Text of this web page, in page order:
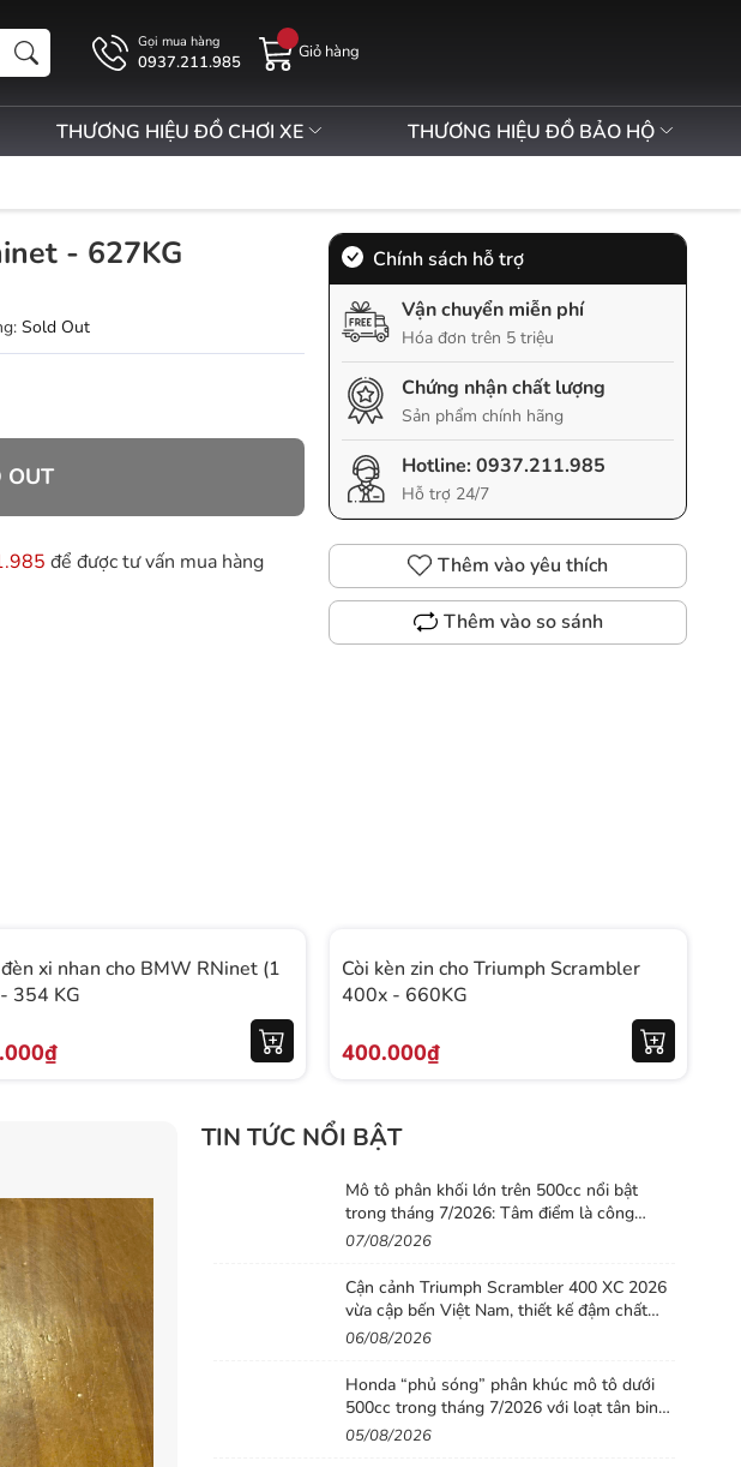
Gọi mua hàng
0937.211.985
Giỏ hàng
THƯƠNG HIỆU ĐỒ CHƠI XE THƯƠNG HIỆU ĐỒ BẢO HỘ
- 627KG
Sold Out
OUT
để được tư vấn mua hàng
Chính sách hỗ trợ
Vận chuyển miễn phí
Hóa đơn trên 5 triệu
Chứng nhận chất lượng
Sản phẩm chính hãng
Hotline:0937.211.985
Hỗ trợ 24/7
Thêm vào yêu thích
Thêm vào so sánh
xi nhan cho BMW RNinet (1
354 KG
Còi kèn zin cho Triumph Scrambler
400x - 660KG
400.000₫
TIN TỨC NỔI BẬT
Mô tô phân khối lớn trên 500cc nổi bật
trong tháng 7/2026: Tâm điểm là công
nghệ, phiên bản giới hạn và những cấu hình
07/08/2026
Cận cảnh Triumph Scrambler 400 XC 2026
vừa cập bến Việt Nam, thiết kế đậm chất
phiêu lưu cùng mức giá dễ tiếp cận
06/08/2026
Honda “phủ sóng” phân khúc mô tô dưới
500cc trong tháng 7/2026 với loạt tân binh
đáng chú ý
05/08/2026